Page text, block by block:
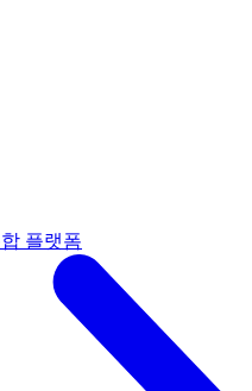
플랫폼